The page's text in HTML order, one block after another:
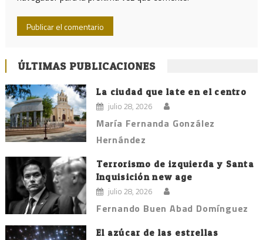
ÚLTIMAS PUBLICACIONES
La ciudad que late en el centro
julio 28, 2026
María Fernanda González
Hernández
Terrorismo de izquierda y Santa
Inquisición new age
julio 28, 2026
Fernando Buen Abad Domínguez
El azúcar de las estrellas